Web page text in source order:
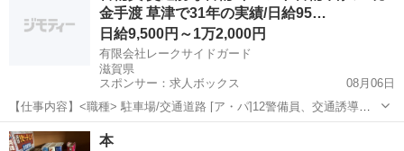
金手渡 草津で31年の実績/日給95…
日給9,500円～1万2,000円
有限会社レークサイドガード
滋賀県
スポンサー：求人ボックス
08月06日
【仕事内容】<職種> 駐車場/交通道路 [ア・パ]12警備員、交通誘導警
備、イベント警備 <雇用形態> アルバイト・パート <給与> [ア・パ]1
日給9,500円～12,000円、2日給11,750円～14,375円 交通費:一部...
アルバイト・パート
本